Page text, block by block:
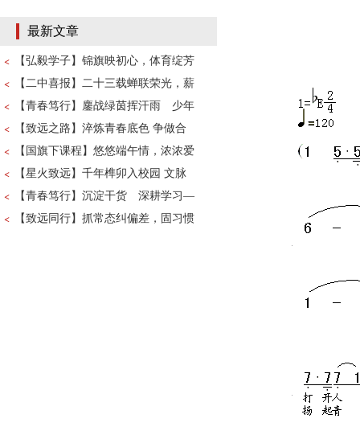
最新文章
【弘毅学子】锦旗映初心，体育绽芳
【二中喜报】二十三载蝉联荣光，薪
【青春笃行】鏖战绿茵挥汗雨 少年
【致远之路】淬炼青春底色 争做合
【国旗下课程】悠悠端午情，浓浓爱
【星火致远】千年榫卯入校园 文脉
【青春笃行】沉淀干货 深耕学习—
【致远同行】抓常态纠偏差，固习惯